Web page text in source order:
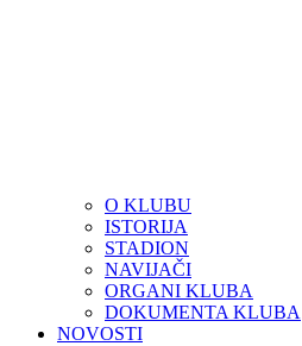
O KLUBU
ISTORIJA
STADION
NAVIJAČI
ORGANI KLUBA
DOKUMENTA KLUBA
NOVOSTI